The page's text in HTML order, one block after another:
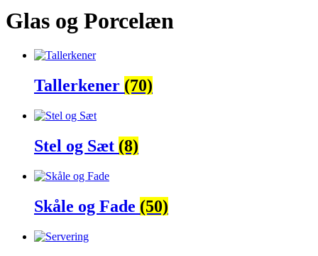
Glas og Porcelæn
Tallerkener (70)
Stel og Sæt (8)
Skåle og Fade (50)